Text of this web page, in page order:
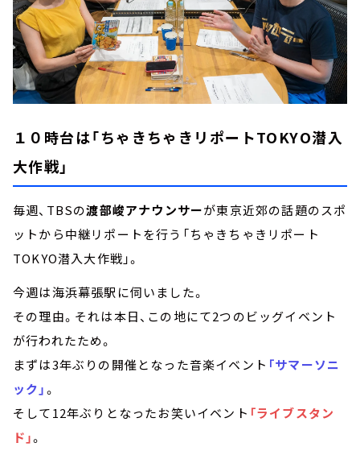
１０時台は「ちゃきちゃきリポートTOKYO潜入
大作戦」
毎週、TBSの渡部峻アナウンサーが東京近郊の話題のスポ
ットから中継リポートを行う「ちゃきちゃきリポート
TOKYO潜入大作戦」。
今週は海浜幕張駅に伺いました。
その理由。それは本日、この地にて2つのビッグイベント
が行われたため。
まずは3年ぶりの開催となった音楽イベント 「サマーソニ
ック」。
そして12年ぶりとなったお笑いイベント 「ライブスタン
ド」。